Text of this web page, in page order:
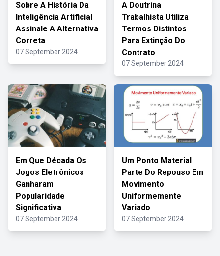
Sobre A História Da
Inteligência Artificial
Assinale A Alternativa
Correta
07 September 2024
A Doutrina
Trabalhista Utiliza
Termos Distintos
Para Extinção Do
Contrato
07 September 2024
Em Que Década Os
Jogos Eletrônicos
Ganharam
Popularidade
Significativa
07 September 2024
Um Ponto Material
Parte Do Repouso Em
Movimento
Uniformemente
Variado
07 September 2024